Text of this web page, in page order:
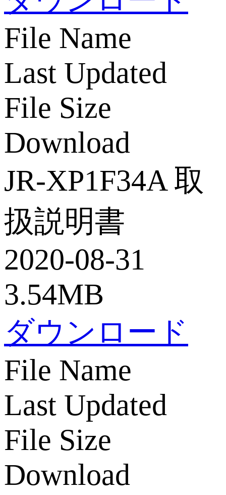
File Name
Last Updated
File Size
Download
JR-XP1F34A 取
扱説明書
2020-08-31
3.54MB
ダウンロード
File Name
Last Updated
File Size
Download